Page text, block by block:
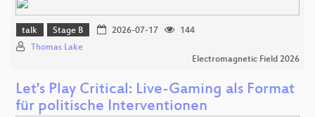
talk Stage B 2026-07-17
144
Thomas Lake
Electromagnetic Field 2026
Let's Play Critical: Live-Gaming als Format
für politische Interventionen